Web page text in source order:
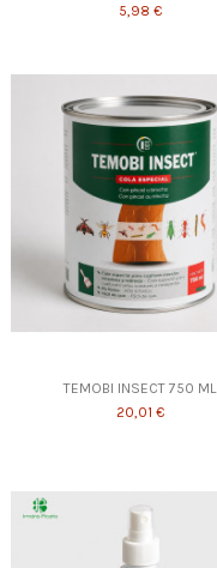
5,98 €
TEMOBI INSECT 750 ML
20,01 €